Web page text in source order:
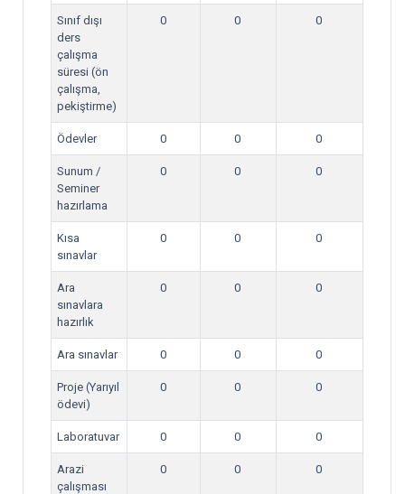
Sınıf dışı
ders
çalışma
süresi (ön
çalışma,
pekiştirme)
0 0 0
Ödevler 0 0 0
Sunum /
Seminer
hazırlama
0 0 0
Kısa
sınavlar
0 0 0
Ara
sınavlara
hazırlık
0 0 0
Ara sınavlar 0 0 0
Proje (Yarıyıl
ödevi)
0 0 0
Laboratuvar 0 0 0
Arazi
çalışması
0 0 0